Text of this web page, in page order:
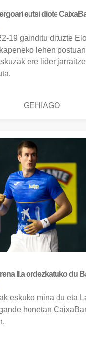
eutsi diote
19 gainditu dituzte
lehen
ere lider
GEHIAGO
II.a ordezkatuko du
eskuko mina du eta
honetan